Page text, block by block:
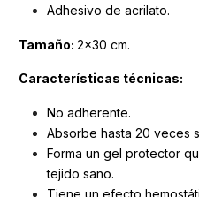
Adhesivo de acrilato.
Tamaño: 2x30 cm.
Características técnicas:
No adherente.
Absorbe hasta 20 veces
Forma un gel protector
tejido sano.